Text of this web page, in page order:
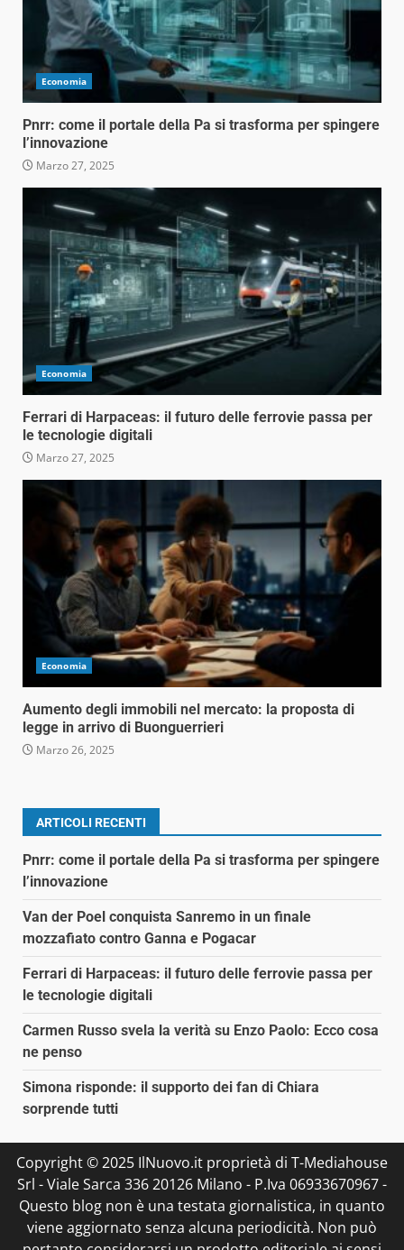
Economia
Pnrr: come il portale della Pa si trasforma per spingere
l’innovazione
Marzo 27, 2025
Economia
Ferrari di Harpaceas: il futuro delle ferrovie passa per
le tecnologie digitali
Marzo 27, 2025
Economia
Aumento degli immobili nel mercato: la proposta di
legge in arrivo di Buonguerrieri
Marzo 26, 2025
ARTICOLI RECENTI
Pnrr: come il portale della Pa si trasforma per spingere
l’innovazione
Van der Poel conquista Sanremo in un finale
mozzafiato contro Ganna e Pogacar
Ferrari di Harpaceas: il futuro delle ferrovie passa per
le tecnologie digitali
Carmen Russo svela la verità su Enzo Paolo: Ecco cosa
ne penso
Simona risponde: il supporto dei fan di Chiara
sorprende tutti
Copyright © 2025 IlNuovo.it proprietà di T-Mediahouse
Srl - Viale Sarca 336 20126 Milano - P.Iva 06933670967 -
Questo blog non è una testata giornalistica, in quanto
viene aggiornato senza alcuna periodicità. Non può